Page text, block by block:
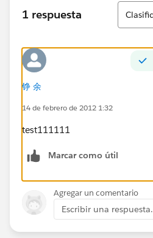
1 respuesta
Ordenar
铮 余
14 de febrero de 2012 1:32
test111111
Marcar como útil
Agregar un comentario
Escribir una